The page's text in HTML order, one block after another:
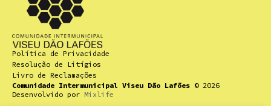
Política de Privacidade
Resolução de Litígios
Livro de Reclamações
Comunidade Intermunicipal Viseu Dão Lafões © 2026
Desenvolvido por Mixlife